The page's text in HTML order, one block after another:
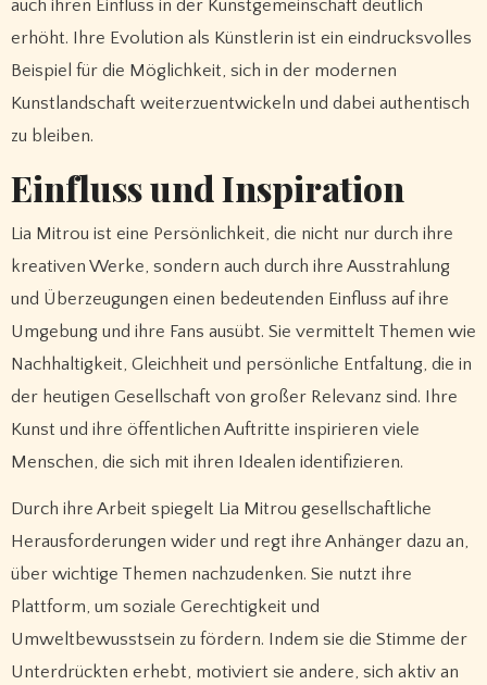
auch ihren Einfluss in der Kunstgemeinschaft deutlich
erhöht. Ihre Evolution als Künstlerin ist ein eindrucksvolles
Beispiel für die Möglichkeit, sich in der modernen
Kunstlandschaft weiterzuentwickeln und dabei authentisch
zu bleiben.
Einfluss und Inspiration
Lia Mitrou ist eine Persönlichkeit, die nicht nur durch ihre
kreativen Werke, sondern auch durch ihre Ausstrahlung
und Überzeugungen einen bedeutenden Einfluss auf ihre
Umgebung und ihre Fans ausübt. Sie vermittelt Themen wie
Nachhaltigkeit, Gleichheit und persönliche Entfaltung, die in
der heutigen Gesellschaft von großer Relevanz sind. Ihre
Kunst und ihre öffentlichen Auftritte inspirieren viele
Menschen, die sich mit ihren Idealen identifizieren.
Durch ihre Arbeit spiegelt Lia Mitrou gesellschaftliche
Herausforderungen wider und regt ihre Anhänger dazu an,
über wichtige Themen nachzudenken. Sie nutzt ihre
Plattform, um soziale Gerechtigkeit und
Umweltbewusstsein zu fördern. Indem sie die Stimme der
Unterdrückten erhebt, motiviert sie andere, sich aktiv an